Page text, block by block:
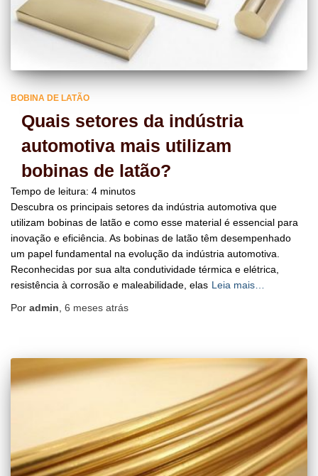
BOBINA DE LATÃO
Quais setores da indústria
automotiva mais utilizam
bobinas de latão?
Tempo de leitura: 4 minutos
Descubra os principais setores da indústria automotiva que
utilizam bobinas de latão e como esse material é essencial para
inovação e eficiência. As bobinas de latão têm desempenhado
um papel fundamental na evolução da indústria automotiva.
Reconhecidas por sua alta condutividade térmica e elétrica,
resistência à corrosão e maleabilidade, elas Leia mais…
Por admin 6 meses atrás